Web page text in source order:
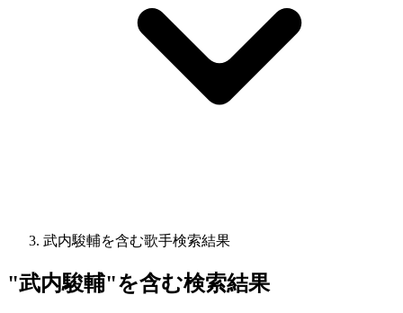
武内駿輔を含む歌手検索結果
"武内駿輔"を含む検索結果